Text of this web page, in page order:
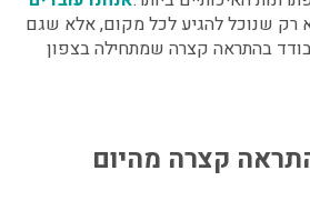
רק שנוכל להגיע לכל מקום, אלא שגם
בהתראה קצרה שמתחילה בצפון
קצרה מהיום